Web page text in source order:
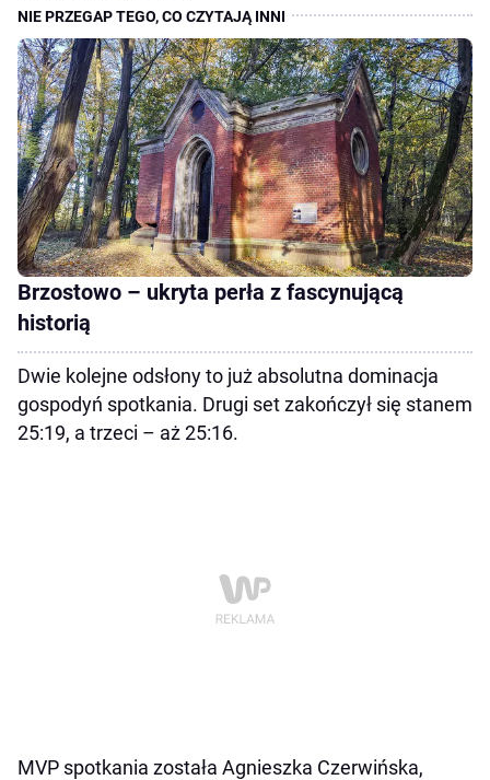
Brzostowo – ukryta perła z fascynującą
historią
Dwie kolejne odsłony to już absolutna dominacja
gospodyń spotkania. Drugi set zakończył się stanem
25:19, a trzeci – aż 25:16.
MVP spotkania została Agnieszka Czerwińska,